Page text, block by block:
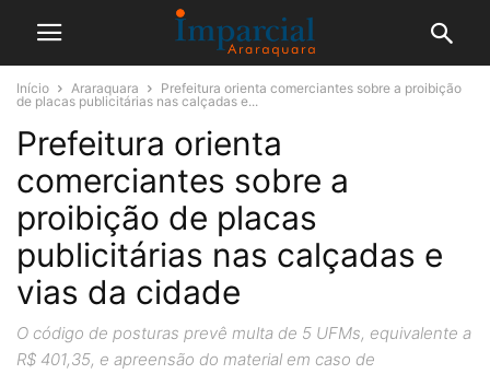
Início Araraquara
Prefeitura orienta comerciantes sobre a proibição
de placas publicitárias nas calçadas e...
Prefeitura orienta
comerciantes sobre a
proibição de placas
publicitárias nas calçadas e
vias da cidade
O código de posturas prevê multa de 5 UFMs, equivalente a
R$ 401,35, e apreensão do material em caso de